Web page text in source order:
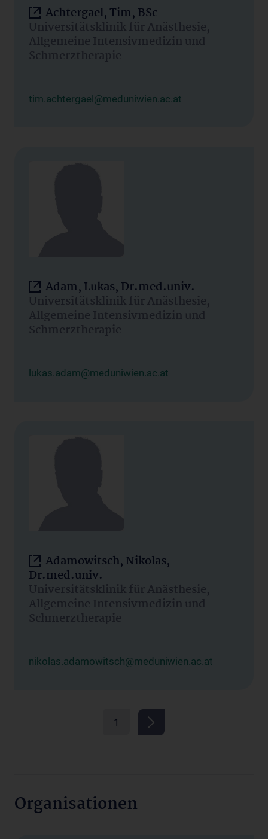
Achtergael, Tim, BSc
Universitätsklinik für Anästhesie,
Allgemeine Intensivmedizin und
Schmerztherapie
tim.achtergael@meduniwien.ac.at
Adam, Lukas, Dr.med.univ.
Universitätsklinik für Anästhesie,
Allgemeine Intensivmedizin und
Schmerztherapie
lukas.adam@meduniwien.ac.at
Adamowitsch, Nikolas,
Dr.med.univ.
Universitätsklinik für Anästhesie,
Allgemeine Intensivmedizin und
Schmerztherapie
nikolas.adamowitsch@meduniwien.ac.at
1
Organisationen